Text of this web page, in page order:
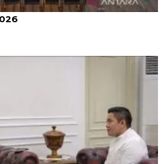
responden puas dengan